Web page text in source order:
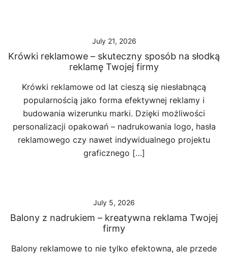
July 21, 2026
Krówki reklamowe – skuteczny sposób na słodką
reklamę Twojej firmy
Krówki reklamowe od lat cieszą się niesłabnącą
popularnością jako forma efektywnej reklamy i
budowania wizerunku marki. Dzięki możliwości
personalizacji opakowań – nadrukowania logo, hasła
reklamowego czy nawet indywidualnego projektu
graficznego […]
July 5, 2026
Balony z nadrukiem – kreatywna reklama Twojej
firmy
Balony reklamowe to nie tylko efektowna, ale przede